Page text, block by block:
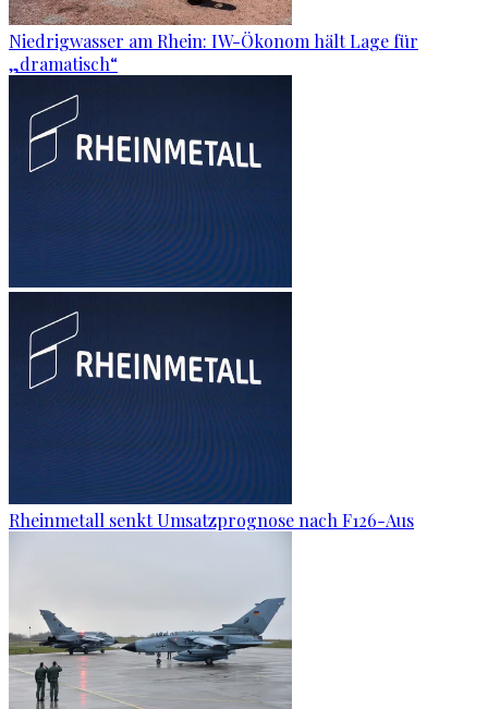
Niedrigwasser am Rhein: IW-Ökonom hält Lage für
„dramatisch“
Rheinmetall senkt Umsatzprognose nach F126-Aus